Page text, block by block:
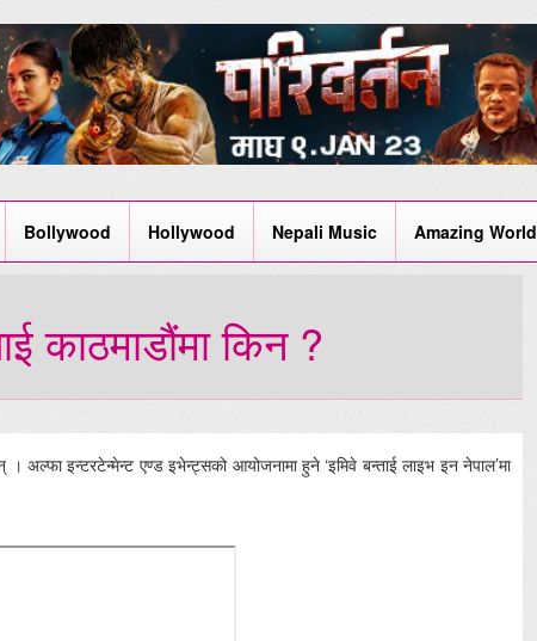
Bollywood Hollywood Nepali Music Amazing World
काठमाडौंमा किन ?
। अल्फा इन्टरटेन्मेन्ट एण्ड इभेन्ट्सको आयोजनामा हुने ‘इमिवे बन्ताई लाइभ इन नेपाल’मा